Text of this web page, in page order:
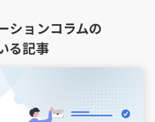
ションコラムの
る記事